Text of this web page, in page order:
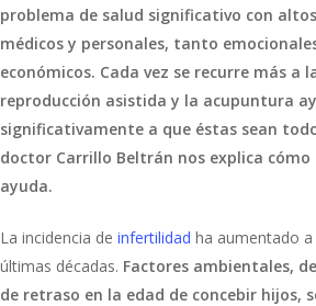
problema de salud significativo con
médicos y personales, tanto
económicos. Cada vez se recurre más a
reproducción asistida y la acupuntura
significativamente a que éstas sean
doctor Carrillo Beltrán nos explica cómo
ayuda.
La incidencia de infertilidad ha aumentado
últimas décadas. Factores ambientales,
de retraso en la edad de concebir hijos,